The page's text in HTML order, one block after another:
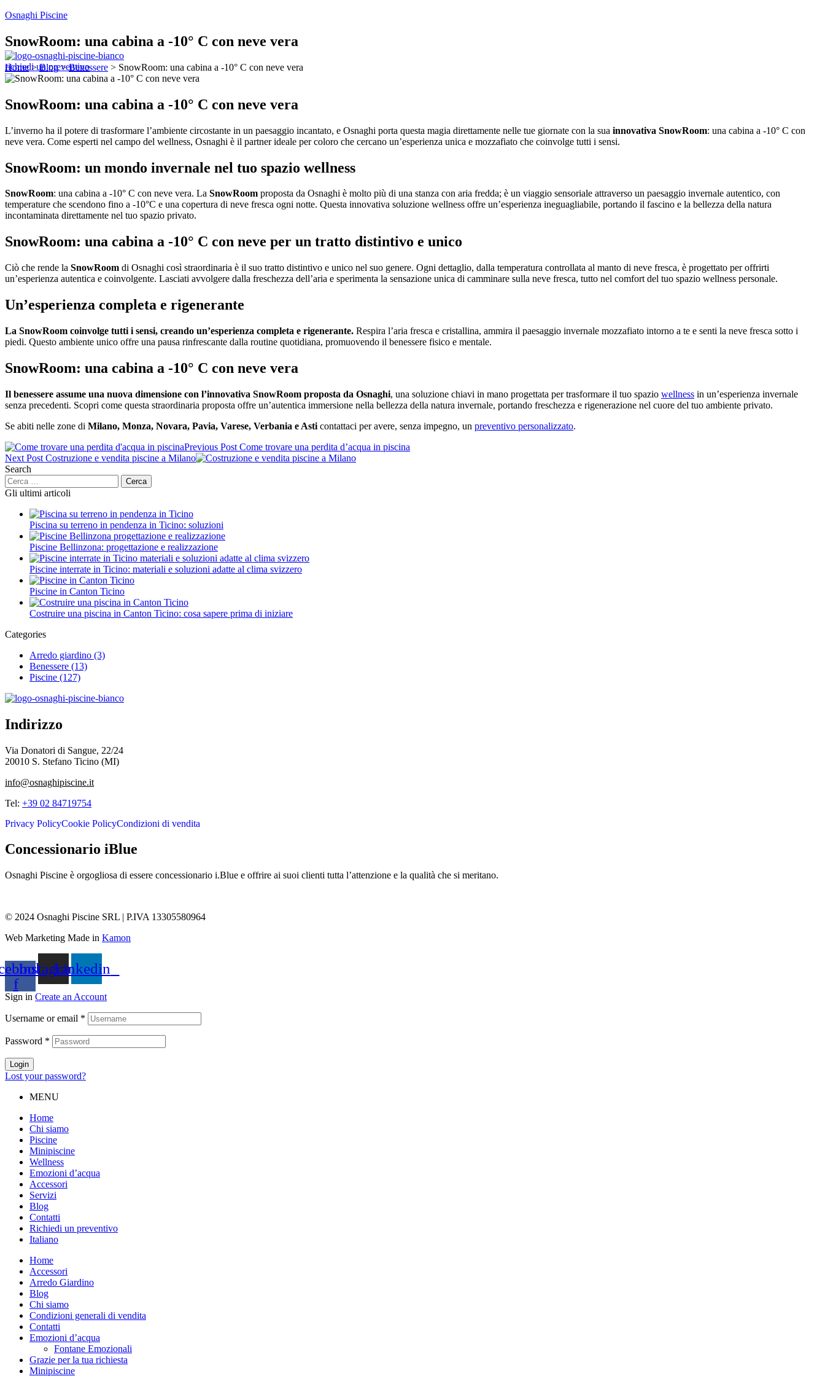
Osnaghi Piscine
Menu
richiedi un preventivo
SnowRoom: una cabina a -10° C con neve vera
Home>Blog>Benessere > SnowRoom: una cabina a -10° C con neve vera
SnowRoom: una cabina a -10° C con neve vera
L’inverno ha il potere di trasformare l’ambiente circostante in un paesaggio incantato, e Osnaghi porta questa magia direttamente nelle tue giornate con la sua innovativa SnowRoom: una cabina a -10° C con
neve vera. Come esperti nel campo del wellness, Osnaghi è il partner ideale per coloro che cercano un’esperienza unica e mozzafiato che coinvolge tutti i sensi.
SnowRoom: un mondo invernale nel tuo spazio wellness
SnowRoom: una cabina a -10° C con neve vera. La SnowRoom proposta da Osnaghi è molto più di una stanza con aria fredda; è un viaggio sensoriale attraverso un paesaggio invernale autentico, con
temperature che scendono fino a -10°C e una copertura di neve fresca ogni notte. Questa innovativa soluzione wellness offre un’esperienza ineguagliabile, portando il fascino e la bellezza della natura
incontaminata direttamente nel tuo spazio privato.
SnowRoom: una cabina a -10° C con neve per un tratto distintivo e unico
Ciò che rende la SnowRoom di Osnaghi così straordinaria è il suo tratto distintivo e unico nel suo genere. Ogni dettaglio, dalla temperatura controllata al manto di neve fresca, è progettato per offrirti
un’esperienza autentica e coinvolgente. Lasciati avvolgere dalla freschezza dell’aria e sperimenta la sensazione unica di camminare sulla neve fresca, tutto nel comfort del tuo spazio wellness personale.
Un’esperienza completa e rigenerante
La SnowRoom coinvolge tutti i sensi, creando un’esperienza completa e rigenerante. Respira l’aria fresca e cristallina, ammira il paesaggio invernale mozzafiato intorno a te e senti la neve fresca sotto i
piedi. Questo ambiente unico offre una pausa rinfrescante dalla routine quotidiana, promuovendo il benessere fisico e mentale.
SnowRoom: una cabina a -10° C con neve vera
Il benessere assume una nuova dimensione con l’innovativa SnowRoom proposta da Osnaghi, una soluzione chiavi in mano progettata per trasformare il tuo spazio wellness in un’esperienza invernale
senza precedenti. Scopri come questa straordinaria proposta offre un’autentica immersione nella bellezza della natura invernale, portando freschezza e rigenerazione nel cuore del tuo ambiente privato.
Se abiti nelle zone di Milano, Monza, Novara, Pavia, Varese, Verbania e Asti contattaci per avere, senza impegno, un preventivo personalizzato.
Navigazione
articoli
Previous Post Come trovare una perdita d’acqua in piscina
Next Post Costruzione e vendita piscine a Milano
Search
Ricerca
per:
Gli ultimi articoli
Piscina su terreno in pendenza in Ticino: soluzioni
Piscine Bellinzona: progettazione e realizzazione
Piscine interrate in Ticino: materiali e soluzioni adatte al clima svizzero
Piscine in Canton Ticino
Costruire una piscina in Canton Ticino: cosa sapere prima di iniziare
Categories
Arredo giardino (3)
Benessere (13)
Piscine (127)
Indirizzo
Via Donatori di Sangue, 22/24
20010 S. Stefano Ticino (MI)
info@osnaghipiscine.it
Tel: +39 02 84719754
Privacy PolicyCookie PolicyCondizioni di vendita
Concessionario iBlue
Osnaghi Piscine è orgogliosa di essere concessionario i.Blue e offrire ai suoi clienti tutta l’attenzione e la qualità che si meritano.
© 2024 Osnaghi Piscine SRL | P.IVA 13305580964
Web Marketing Made in Kamon
f
InstagramLinkedin
Sign in Create an Account
Username or email *
Password *
Login
Lost your password?
MENU
Home
Chi siamo
Piscine
Minipiscine
Wellness
Emozioni d’acqua
Accessori
Servizi
Blog
Contatti
Richiedi un preventivo
Italiano
Home
Accessori
Arredo Giardino
Blog
Chi siamo
Condizioni generali di vendita
Contatti
Emozioni d’acqua
Fontane Emozionali
Grazie per la tua richiesta
Minipiscine